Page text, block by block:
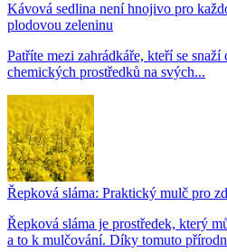
Kávová sedlina není hnojivo pro
plodovou zeleninu
Patříte mezi zahrádkáře, kteří se
chemických prostředků na svých...
Řepková sláma: Praktický mulč pro
Řepková sláma je prostředek, který
a to k mulčování. Díky tomuto